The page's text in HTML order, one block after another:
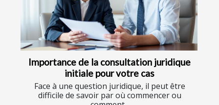
Importance de la consultation juridique
initiale pour votre cas
Face à une question juridique, il peut être
difficile de savoir par où commencer ou